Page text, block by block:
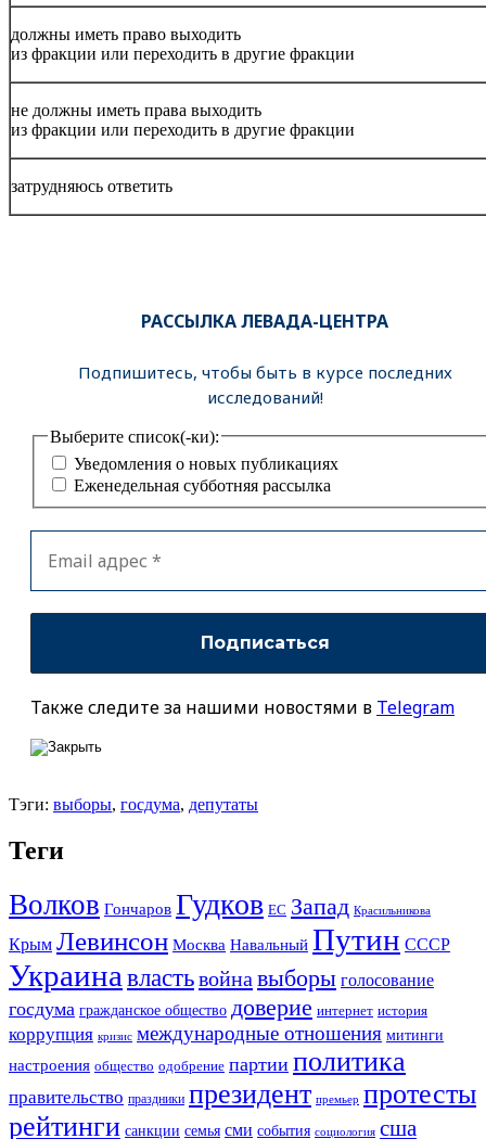
должны иметь право выходить
из фракции или переходить в другие фракции
не должны иметь права выходить
из фракции или переходить в другие фракции
затрудняюсь ответить
РАССЫЛКА ЛЕВАДА-ЦЕНТРА
Подпишитесь, чтобы быть в курсе последних
исследований!
Выберите список(-ки):
Уведомления о новых публикациях
Еженедельная субботняя рассылка
Также следите за нашими новостями в Telegram
Тэги: выборы, госдума, депутаты
Теги
Волков Гончаров Гудков ЕС Запад Красильникова
Крым Левинсон Москва Навальный Путин СССР
Украина властьвойна выборы голосование
госдума гражданское общество доверие интернет история
коррупция кризис международные отношения митинги
настроения общество одобрение партии политика
правительство праздники президент премьер протесты
рейтинги санкции семья сми события социология сша